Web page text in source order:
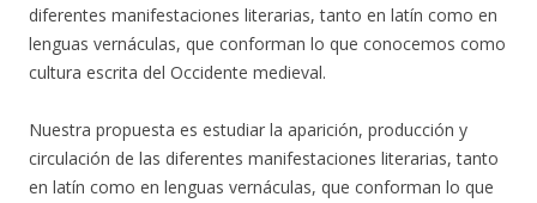
diferentes manifestaciones literarias, tanto en latín como en
lenguas vernáculas, que conforman lo que conocemos como
cultura escrita del Occidente medieval.
Nuestra propuesta es estudiar la aparición, producción y
circulación de las diferentes manifestaciones literarias, tanto
en latín como en lenguas vernáculas, que conforman lo que